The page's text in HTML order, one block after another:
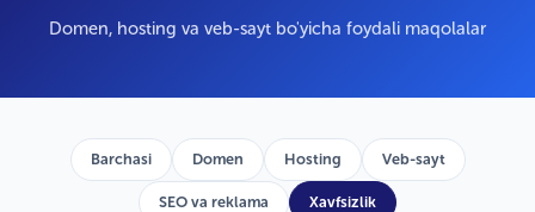
Domen, hosting va veb-sayt bo'yicha foydali maqolalar
Barchasi Domen Hosting Veb-sayt
SEO va reklama Xavfsizlik